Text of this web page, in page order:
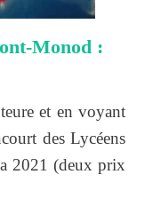
Monod :
et en voyant
des Lycéens
2021 (deux prix